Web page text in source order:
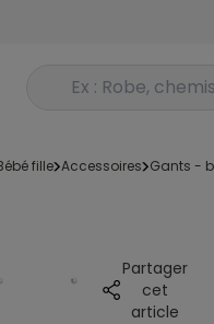
Rechercher un produit
bébé fille accessoires gants -
Partager
cet
article